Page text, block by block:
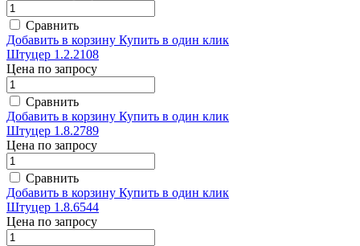
Сравнить
Добавить в корзину Купить в один клик
Штуцер 1.2.2108
Цена по запросу
Сравнить
Добавить в корзину Купить в один клик
Штуцер 1.8.2789
Цена по запросу
Сравнить
Добавить в корзину Купить в один клик
Штуцер 1.8.6544
Цена по запросу